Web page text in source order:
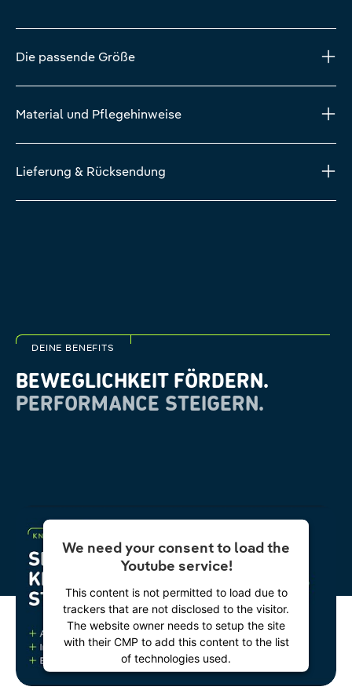
Die passende Größe
Material und Pflegehinweise
Lieferung & Rücksendung
DEINE BENEFITS
BEWEGLICHKEIT FÖRDERN.
PERFORMANCE STEIGERN.
We need your consent to load the
Youtube service!
This content is not permitted to load due to
trackers that are not disclosed to the visitor.
The website owner needs to setup the site
with their CMP to add this content to the list
of technologies used.
Powered byUsercentrics Consent